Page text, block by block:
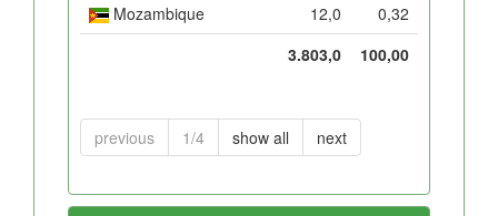
Mozambique
12,0
0,32
3.803,0
100,00
previous 1/4 show all next